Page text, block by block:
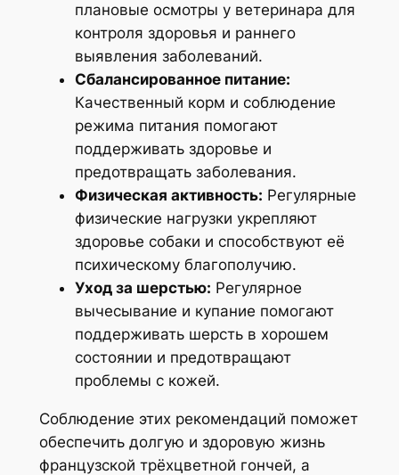
плановые осмотры у ветеринара для
контроля здоровья и раннего
выявления заболеваний.
Сбалансированное питание:
Качественный корм и соблюдение
режима питания помогают
поддерживать здоровье и
предотвращать заболевания.
Физическая активность: Регулярные
физические нагрузки укрепляют
здоровье собаки и способствуют её
психическому благополучию.
Уход за шерстью: Регулярное
вычесывание и купание помогают
поддерживать шерсть в хорошем
состоянии и предотвращают
проблемы с кожей.
Соблюдение этих рекомендаций поможет
обеспечить долгую и здоровую жизнь
французской трёхцветной гончей, а